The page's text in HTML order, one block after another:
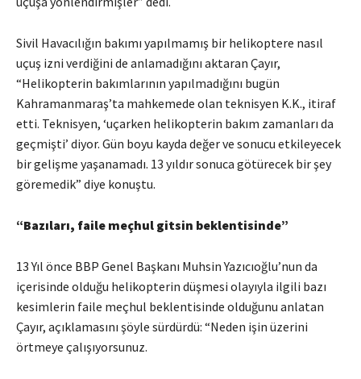
Sivil Havacılığın bakımı yapılmamış bir helikoptere nasıl
uçuş izni verdiğini de anlamadığını aktaran Çayır,
“Helikopterin bakımlarının yapılmadığını bugün
Kahramanmaraş’ta mahkemede olan teknisyen K.K., itiraf
etti. Teknisyen, ‘uçarken helikopterin bakım zamanları da
geçmişti’ diyor. Gün boyu kayda değer ve sonucu etkileyecek
bir gelişme yaşanamadı. 13 yıldır sonuca götürecek bir şey
göremedik” diye konuştu.
“Bazıları, faile meçhul gitsin beklentisinde”
13 Yıl önce BBP Genel Başkanı Muhsin Yazıcıoğlu’nun da
içerisinde olduğu helikopterin düşmesi olayıyla ilgili bazı
kesimlerin faile meçhul beklentisinde olduğunu anlatan
Çayır, açıklamasını şöyle sürdürdü: “Neden işin üzerini
örtmeye çalışıyorsunuz.